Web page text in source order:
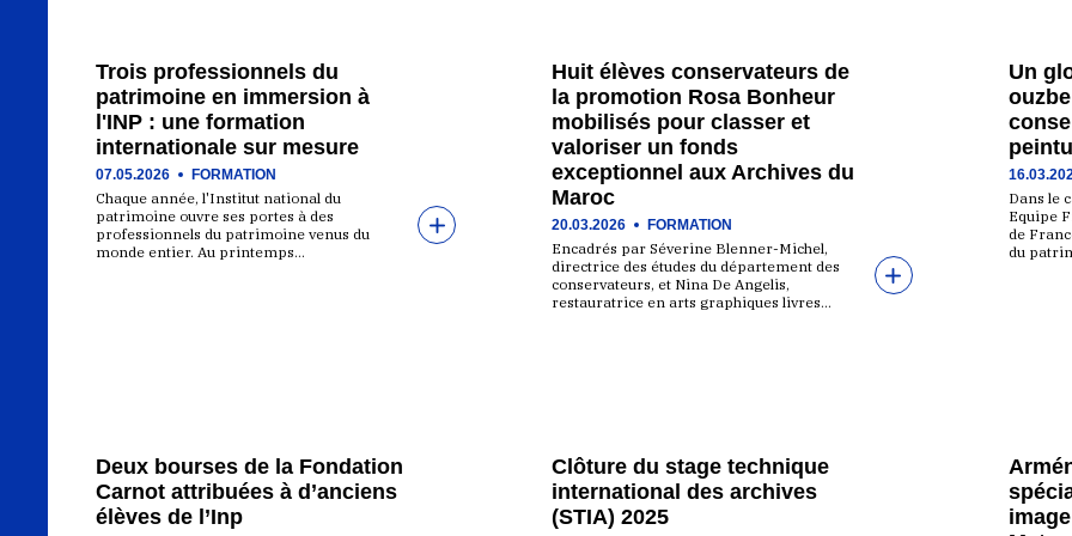
Trois professionnels du
patrimoine en immersion à
l'INP : une formation
internationale sur mesure
07.05.2026 FORMATION
Chaque année, l'Institut national du
patrimoine ouvre ses portes à des
professionnels du patrimoine venus du
monde entier. Au printemps…
Huit élèves conservateurs de
la promotion Rosa Bonheur
mobilisés pour classer et
valoriser un fonds
exceptionnel aux Archives du
Maroc
20.03.2026 FORMATION
Encadrés par Séverine Blenner-Michel,
directrice des études du département des
conservateurs, et Nina De Angelis,
restauratrice en arts graphiques livres…
Un
Dans le
Equipe
de
du
Deux bourses de la Fondation
Carnot attribuées à d’anciens
élèves de l’Inp
Clôture du stage technique
international des archives
(STIA) 2025